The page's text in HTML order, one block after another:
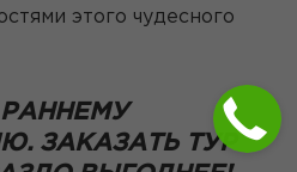
этого чудесного
ЗАКАЗАТЬ ТУР